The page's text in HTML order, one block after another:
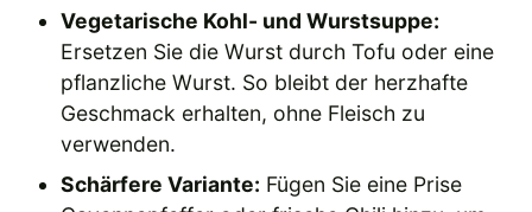
Vegetarische Kohl- und Wurstsuppe:
Ersetzen Sie die Wurst durch Tofu oder eine
pflanzliche Wurst. So bleibt der herzhafte
Geschmack erhalten, ohne Fleisch zu
verwenden.
Schärfere Variante: Fügen Sie eine Prise